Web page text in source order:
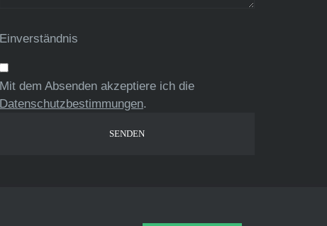
Einverständnis
Mit dem Absenden akzeptiere ich die
Datenschutzbestimmungen.